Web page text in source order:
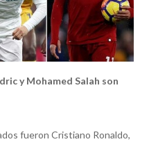
y Mohamed Salah son
fueron Cristiano Ronaldo,